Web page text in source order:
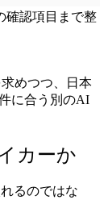
確認項目まで整
めつつ、日本
に合う別のAI
カーか
るのではな